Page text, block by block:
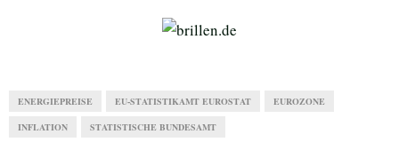
ENERGIEPREISE EU-STATISTIKAMT EUROSTAT EUROZONE
INFLATION STATISTISCHE BUNDESAMT